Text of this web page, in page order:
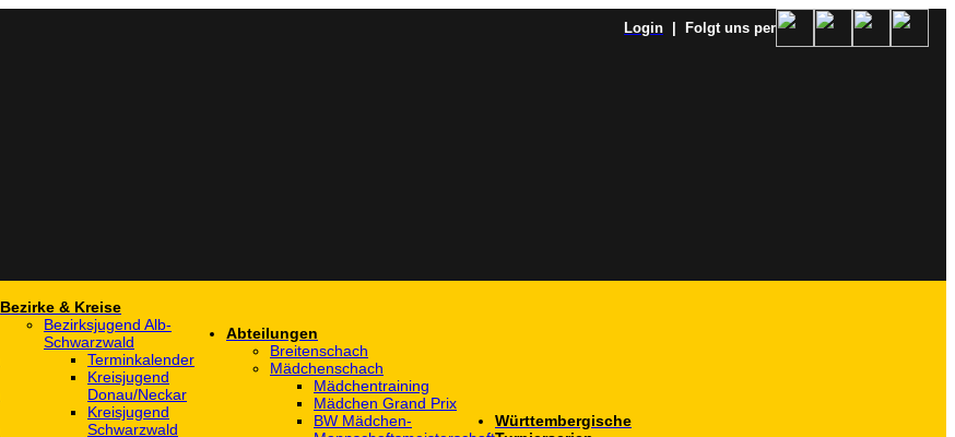
Login | Folgt uns per
Bezirke & Kreise
Bezirksjugend Alb-
Schwarzwald
Terminkalender
Kreisjugend
Donau/Neckar
Kreisjugend
Schwarzwald
Abteilungen
Breitenschach
Mädchenschach
Mädchentraining
Mädchen Grand Prix
BW Mädchen-
Württembergische